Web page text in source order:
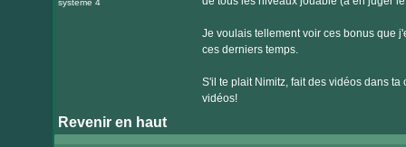
système 4
Je voulais tellement voir ces bonus que
ces derniers temps.
S'il te plait Nimitz, fait des vidéos dans
vidéos!
Revenir en haut